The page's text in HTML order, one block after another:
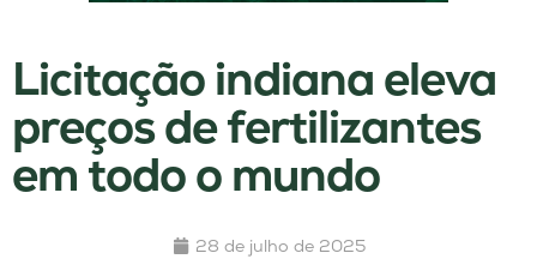
Licitação indiana eleva
preços de fertilizantes
em todo o mundo
28 de julho de 2025